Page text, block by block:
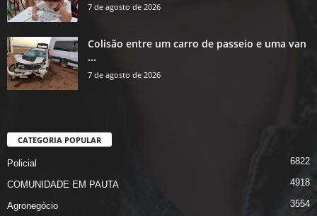
7 de agosto de 2026
Colisão entre um carro de passeio e uma van
...
7 de agosto de 2026
CATEGORIA POPULAR
Policial 6822
COMUNIDADE EM PAUTA 4918
Agronegócio 3554